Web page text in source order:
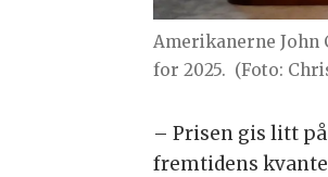
Amerikanerne
for 2025. (Foto:
– Prisen gis litt
fremtidens